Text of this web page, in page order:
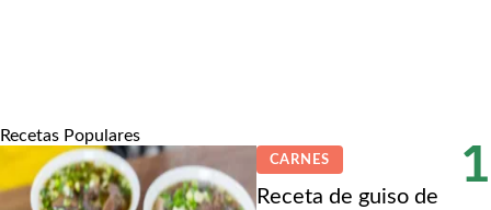
Recetas Populares
1
CARNES
Receta de guiso de